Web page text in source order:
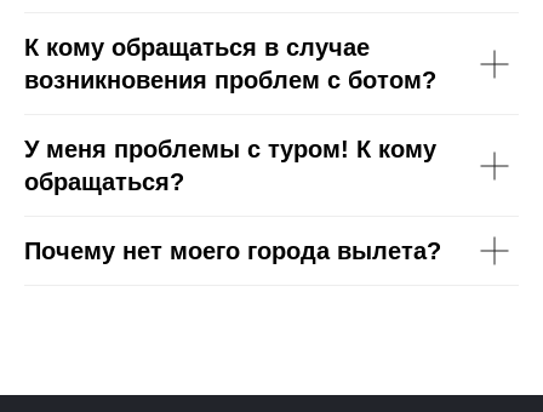
К кому обращаться в случае
возникновения проблем с ботом?
У меня проблемы с туром! К кому
обращаться?
Почему нет моего города вылета?